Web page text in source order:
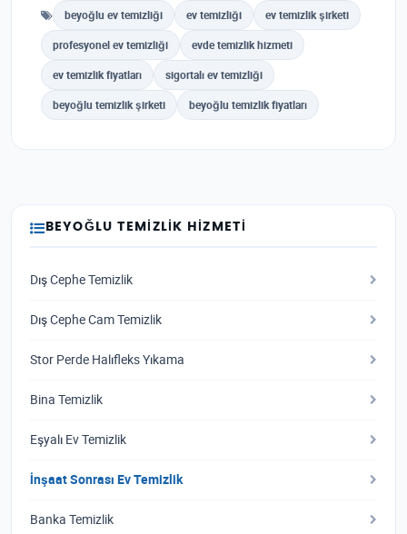
beyoğlu ev temizliği ev temizliği ev temizlik şirketi
profesyonel ev temizliği evde temizlik hizmeti
ev temizlik fiyatları sigortalı ev temizliği
beyoğlu temizlik şirketi beyoğlu temizlik fiyatları
BEYOĞLU TEMIZLIK HIZMETI
Dış Cephe Temizlik
Dış Cephe Cam Temizlik
Stor Perde Halıfleks Yıkama
Bina Temizlik
Eşyalı Ev Temizlik
İnşaat Sonrası Ev Temizlik
Banka Temizlik